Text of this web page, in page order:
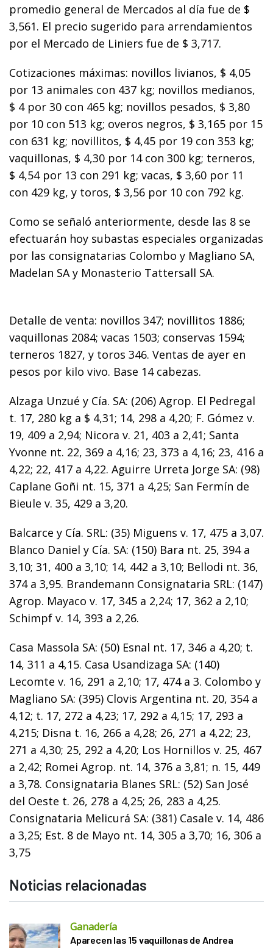
promedio general de Mercados al día fue de $
3,561. El precio sugerido para arrendamientos
por el Mercado de Liniers fue de $ 3,717.
Cotizaciones máximas: novillos livianos, $ 4,05
por 13 animales con 437 kg; novillos medianos,
$ 4 por 30 con 465 kg; novillos pesados, $ 3,80
por 10 con 513 kg; overos negros, $ 3,165 por 15
con 631 kg; novillitos, $ 4,45 por 19 con 353 kg;
vaquillonas, $ 4,30 por 14 con 300 kg; terneros,
$ 4,54 por 13 con 291 kg; vacas, $ 3,60 por 11
con 429 kg, y toros, $ 3,56 por 10 con 792 kg.
Como se señaló anteriormente, desde las 8 se
efectuarán hoy subastas especiales organizadas
por las consignatarias Colombo y Magliano SA,
Madelan SA y Monasterio Tattersall SA.
Detalle de venta: novillos 347; novillitos 1886;
vaquillonas 2084; vacas 1503; conservas 1594;
terneros 1827, y toros 346. Ventas de ayer en
pesos por kilo vivo. Base 14 cabezas.
Alzaga Unzué y Cía. SA: (206) Agrop. El Pedregal
t. 17, 280 kg a $ 4,31; 14, 298 a 4,20; F. Gómez v.
19, 409 a 2,94; Nicora v. 21, 403 a 2,41; Santa
Yvonne nt. 22, 369 a 4,16; 23, 373 a 4,16; 23, 416 a
4,22; 22, 417 a 4,22. Aguirre Urreta Jorge SA: (98)
Caplane Goñi nt. 15, 371 a 4,25; San Fermín de
Bieule v. 35, 429 a 3,20.
Balcarce y Cía. SRL: (35) Miguens v. 17, 475 a 3,07.
Blanco Daniel y Cía. SA: (150) Bara nt. 25, 394 a
3,10; 31, 400 a 3,10; 14, 442 a 3,10; Bellodi nt. 36,
374 a 3,95. Brandemann Consignataria SRL: (147)
Agrop. Mayaco v. 17, 345 a 2,24; 17, 362 a 2,10;
Schimpf v. 14, 393 a 2,26.
Casa Massola SA: (50) Esnal nt. 17, 346 a 4,20; t.
14, 311 a 4,15. Casa Usandizaga SA: (140)
Lecomte v. 16, 291 a 2,10; 17, 474 a 3. Colombo y
Magliano SA: (395) Clovis Argentina nt. 20, 354 a
4,12; t. 17, 272 a 4,23; 17, 292 a 4,15; 17, 293 a
4,215; Disna t. 16, 266 a 4,28; 26, 271 a 4,22; 23,
271 a 4,30; 25, 292 a 4,20; Los Hornillos v. 25, 467
a 2,42; Romei Agrop. nt. 14, 376 a 3,81; n. 15, 449
a 3,78. Consignataria Blanes SRL: (52) San José
del Oeste t. 26, 278 a 4,25; 26, 283 a 4,25.
Consignataria Melicurá SA: (381) Casale v. 14, 486
a 3,25; Est. 8 de Mayo nt. 14, 305 a 3,70; 16, 306 a
3,75
Noticias relacionadas
Ganadería
Aparecen las 15 vaquillonas de Andrea